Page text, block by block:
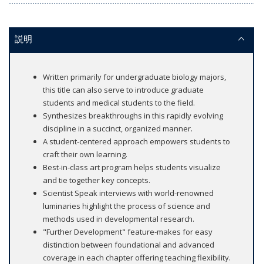
説明
Written primarily for undergraduate biology majors,
this title can also serve to introduce graduate
students and medical students to the field.
Synthesizes breakthroughs in this rapidly evolving
discipline in a succinct, organized manner.
A student-centered approach empowers students to
craft their own learning.
Best-in-class art program helps students visualize
and tie together key concepts.
Scientist Speak interviews with world-renowned
luminaries highlight the process of science and
methods used in developmental research.
"Further Development" feature-makes for easy
distinction between foundational and advanced
coverage in each chapter offering teaching flexibility.